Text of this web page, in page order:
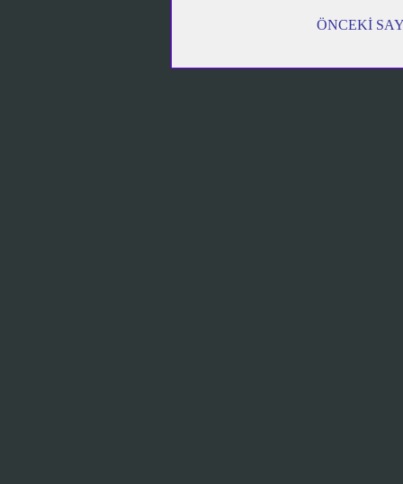
ÖNCEKİ